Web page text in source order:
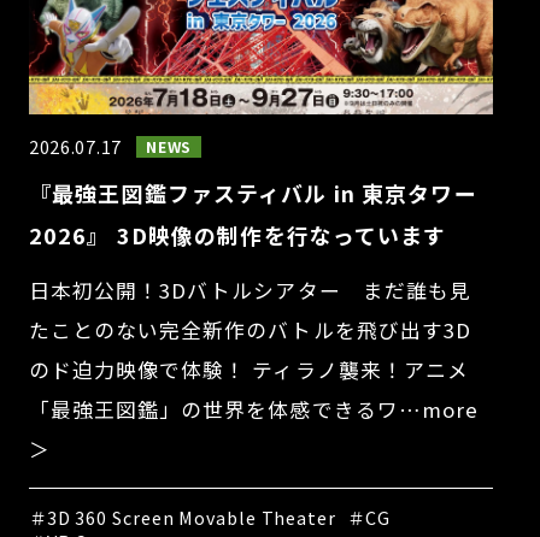
2026.07.17 NEWS
『最強王図鑑ファスティバル in 東京タワー
2026』 3D映像の制作を行なっています
日本初公開！3Dバトルシアター まだ誰も見
たことのない完全新作のバトルを飛び出す3D
のド迫力映像で体験！ ティラノ襲来！アニメ
「最強王図鑑」の世界を体感できるワ…more
＞
＃3D 360 Screen Movable Theater ＃CG